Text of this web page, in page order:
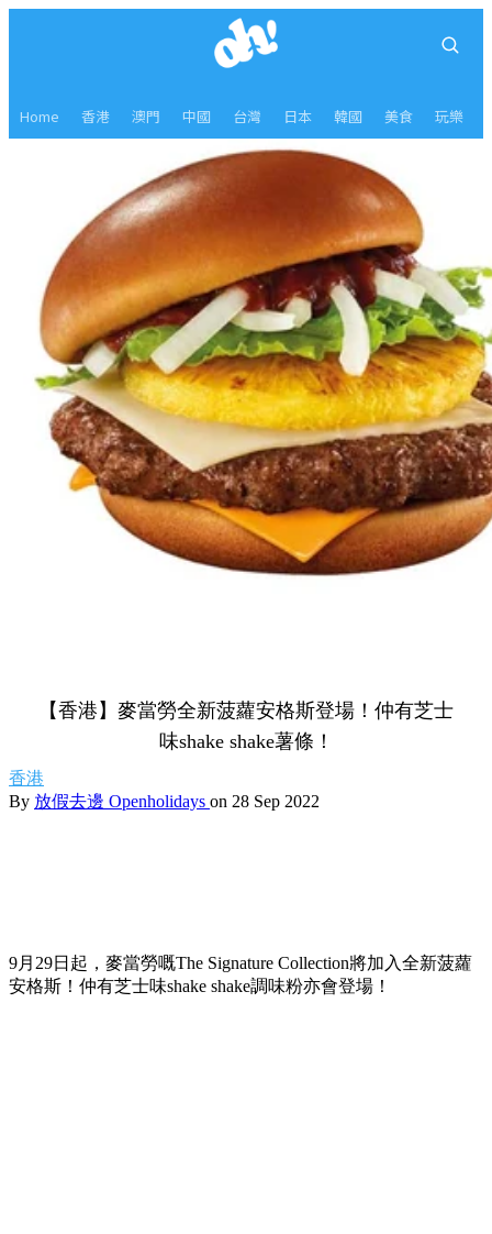
Home 香港 澳門 中國 台灣 日本 韓國 美食 玩樂
【香港】麥當勞全新菠蘿安格斯登場！仲有芝士
味shake shake薯條！
香港
By 放假去邊 Openholidays on 28 Sep 2022
9月29日起，麥當勞嘅The Signature Collection將加入全新菠蘿
安格斯！仲有芝士味shake shake調味粉亦會登場！